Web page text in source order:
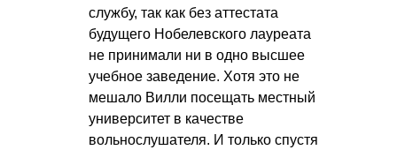
службу, так как без аттестата
будущего Нобелевского лауреата
не принимали ни в одно высшее
учебное заведение. Хотя это не
мешало Вилли посещать местный
университет в качестве
вольнослушателя. И только спустя